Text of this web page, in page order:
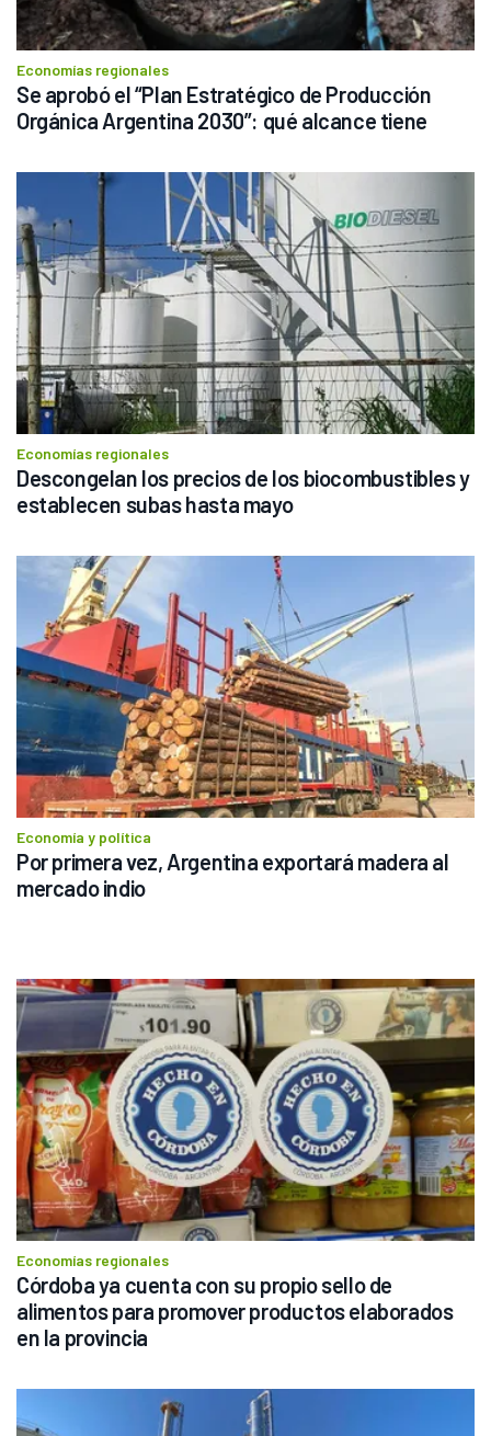
Economías regionales
Se aprobó el “Plan Estratégico de Producción
Orgánica Argentina 2030”: qué alcance tiene
Economías regionales
Descongelan los precios de los biocombustibles y
establecen subas hasta mayo
Economía y política
Por primera vez, Argentina exportará madera al
mercado indio
Economías regionales
Córdoba ya cuenta con su propio sello de
alimentos para promover productos elaborados
en la provincia